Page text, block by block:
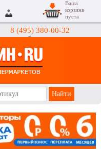
8 (495) 380-00-32
Гипермаркеты
Ваша
корзина
пуста